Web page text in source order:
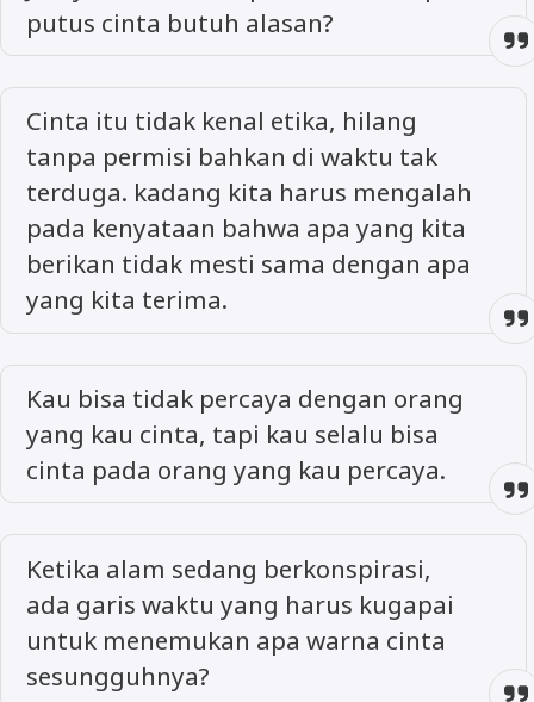
putus cinta butuh alasan?
Cinta itu tidak kenal etika, hilang
tanpa permisi bahkan di waktu tak
terduga. kadang kita harus mengalah
pada kenyataan bahwa apa yang kita
berikan tidak mesti sama dengan apa
yang kita terima.
Kau bisa tidak percaya dengan orang
yang kau cinta, tapi kau selalu bisa
cinta pada orang yang kau percaya.
Ketika alam sedang berkonspirasi,
ada garis waktu yang harus kugapai
untuk menemukan apa warna cinta
sesungguhnya?